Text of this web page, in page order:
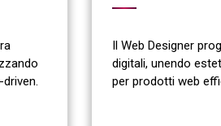
Il Web Designer
digitali, unendo
per prodotti web